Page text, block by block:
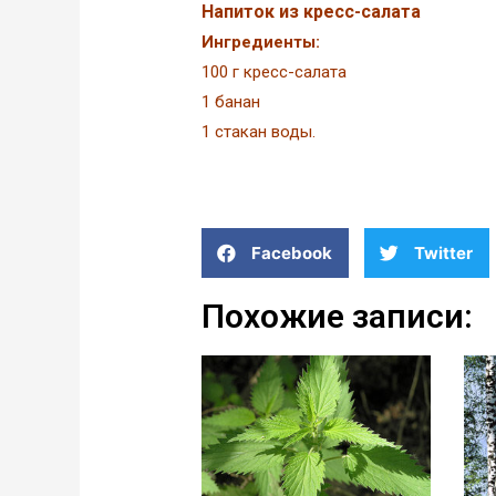
Напиток из кресс-салата
Ингредиенты:
100 г кресс-салата
1 банан
1 стакан воды.
Facebook Twitter
Похожие записи: